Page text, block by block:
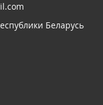
Беларусь